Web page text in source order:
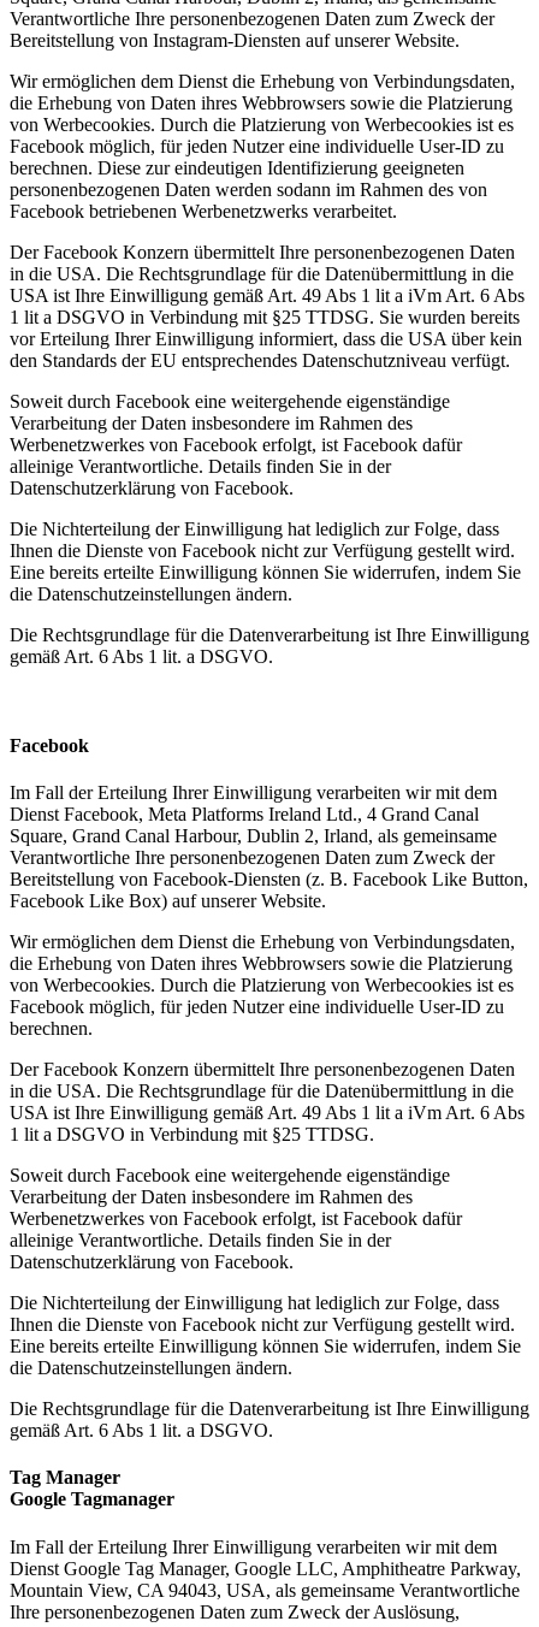
Verantwortliche Ihre personenbezogenen Daten zum Zweck der
Bereitstellung von Instagram-Diensten auf unserer Website.
Wir ermöglichen dem Dienst die Erhebung von Verbindungsdaten,
die Erhebung von Daten ihres Webbrowsers sowie die Platzierung
von Werbecookies. Durch die Platzierung von Werbecookies ist es
Facebook möglich, für jeden Nutzer eine individuelle User-ID zu
berechnen. Diese zur eindeutigen Identifizierung geeigneten
personenbezogenen Daten werden sodann im Rahmen des von
Facebook betriebenen Werbenetzwerks verarbeitet.
Der Facebook Konzern übermittelt Ihre personenbezogenen Daten
in die USA. Die Rechtsgrundlage für die Datenübermittlung in die
USA ist Ihre Einwilligung gemäß Art. 49 Abs 1 lit a iVm Art. 6 Abs
1 lit a DSGVO in Verbindung mit §25 TTDSG. Sie wurden bereits
vor Erteilung Ihrer Einwilligung informiert, dass die USA über kein
den Standards der EU entsprechendes Datenschutzniveau verfügt.
Soweit durch Facebook eine weitergehende eigenständige
Verarbeitung der Daten insbesondere im Rahmen des
Werbenetzwerkes von Facebook erfolgt, ist Facebook dafür
alleinige Verantwortliche. Details finden Sie in der
Datenschutzerklärung von Facebook.
Die Nichterteilung der Einwilligung hat lediglich zur Folge, dass
Ihnen die Dienste von Facebook nicht zur Verfügung gestellt wird.
Eine bereits erteilte Einwilligung können Sie widerrufen, indem Sie
die Datenschutzeinstellungen ändern.
Die Rechtsgrundlage für die Datenverarbeitung ist Ihre Einwilligung
gemäß Art. 6 Abs 1 lit. a DSGVO.
Facebook
Im Fall der Erteilung Ihrer Einwilligung verarbeiten wir mit dem
Dienst Facebook, Meta Platforms Ireland Ltd., 4 Grand Canal
Square, Grand Canal Harbour, Dublin 2, Irland, als gemeinsame
Verantwortliche Ihre personenbezogenen Daten zum Zweck der
Bereitstellung von Facebook-Diensten (z. B. Facebook Like Button,
Facebook Like Box) auf unserer Website.
Wir ermöglichen dem Dienst die Erhebung von Verbindungsdaten,
die Erhebung von Daten ihres Webbrowsers sowie die Platzierung
von Werbecookies. Durch die Platzierung von Werbecookies ist es
Facebook möglich, für jeden Nutzer eine individuelle User-ID zu
berechnen.
Der Facebook Konzern übermittelt Ihre personenbezogenen Daten
in die USA. Die Rechtsgrundlage für die Datenübermittlung in die
USA ist Ihre Einwilligung gemäß Art. 49 Abs 1 lit a iVm Art. 6 Abs
1 lit a DSGVO in Verbindung mit §25 TTDSG.
Soweit durch Facebook eine weitergehende eigenständige
Verarbeitung der Daten insbesondere im Rahmen des
Werbenetzwerkes von Facebook erfolgt, ist Facebook dafür
alleinige Verantwortliche. Details finden Sie in der
Datenschutzerklärung von Facebook.
Die Nichterteilung der Einwilligung hat lediglich zur Folge, dass
Ihnen die Dienste von Facebook nicht zur Verfügung gestellt wird.
Eine bereits erteilte Einwilligung können Sie widerrufen, indem Sie
die Datenschutzeinstellungen ändern.
Die Rechtsgrundlage für die Datenverarbeitung ist Ihre Einwilligung
gemäß Art. 6 Abs 1 lit. a DSGVO.
Tag Manager
Google Tagmanager
Im Fall der Erteilung Ihrer Einwilligung verarbeiten wir mit dem
Dienst Google Tag Manager, Google LLC, Amphitheatre Parkway,
Mountain View, CA 94043, USA, als gemeinsame Verantwortliche
Ihre personenbezogenen Daten zum Zweck der Auslösung,